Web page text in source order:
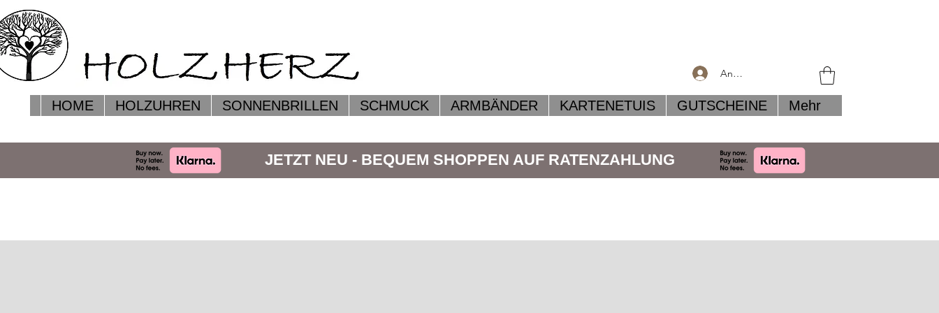
Anmelden
HOME HOLZUHREN SONNENBRILLEN SCHMUCK ARMBÄNDER KARTENETUIS GUTSCHEINE Mehr
JETZT NEU - BEQUEM SHOPPEN AUF RATENZAHLUNG